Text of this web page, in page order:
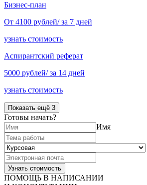
Бизнес-план
От 4100 рублей/ за 7 дней
узнать стоимость
Аспирантский реферат
5000 рублей/ за 14 дней
узнать стоимость
Показать ещё 3
Готовы начать?
Имя
ПОМОЩЬ В НАПИСАНИИ